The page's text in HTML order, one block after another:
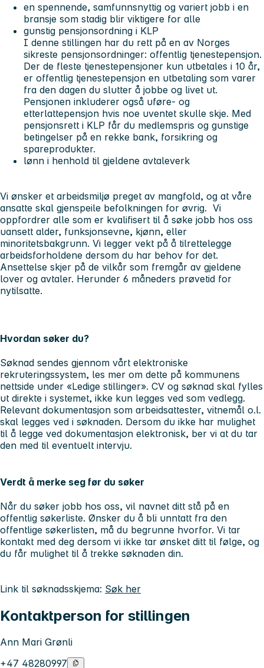
en spennende, samfunnsnyttig og variert jobb i en
bransje som stadig blir viktigere for alle
gunstig pensjonsordning i KLP
I denne stillingen har du rett på en av Norges
sikreste pensjonsordninger: offentlig tjenestepensjon.
Der de fleste tjenestepensjoner kun utbetales i 10 år,
er offentlig tjenestepensjon en utbetaling som varer
fra den dagen du slutter å jobbe og livet ut.
Pensjonen inkluderer også uføre- og
etterlattepensjon hvis noe uventet skulle skje. Med
pensjonsrett i KLP får du medlemspris og gunstige
betingelser på en rekke bank, forsikring og
spareprodukter.
lønn i henhold til gjeldene avtaleverk
Vi ønsker et arbeidsmiljø preget av mangfold, og at våre
ansatte skal gjenspeile befolkningen for øvrig. Vi
oppfordrer alle som er kvalifisert til å søke jobb hos oss
uansett alder, funksjonsevne, kjønn, eller
minoritetsbakgrunn. Vi legger vekt på å tilrettelegge
arbeidsforholdene dersom du har behov for det.
Ansettelse skjer på de vilkår som fremgår av gjeldene
lover og avtaler. Herunder 6 måneders prøvetid for
nytilsatte.
Hvordan søker du?
Søknad sendes gjennom vårt elektroniske
rekruteringssystem, les mer om dette på kommunens
nettside under «Ledige stillinger». CV og søknad skal fylles
ut direkte i systemet, ikke kun legges ved som vedlegg.
Relevant dokumentasjon som arbeidsattester, vitnemål o.l.
skal legges ved i søknaden. Dersom du ikke har mulighet
til å legge ved dokumentasjon elektronisk, ber vi at du tar
den med til eventuelt intervju.
Verdt å merke seg før du søker
Når du søker jobb hos oss, vil navnet ditt stå på en
offentlig søkerliste. Ønsker du å bli unntatt fra den
offentlige søkerlisten, må du begrunne hvorfor. Vi tar
kontakt med deg dersom vi ikke tar ønsket ditt til følge, og
du får mulighet til å trekke søknaden din.
Link til søknadsskjema: Søk her
Kontaktperson for stillingen
Ann Mari Grønli
+47 48280997